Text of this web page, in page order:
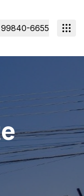
99840-6655